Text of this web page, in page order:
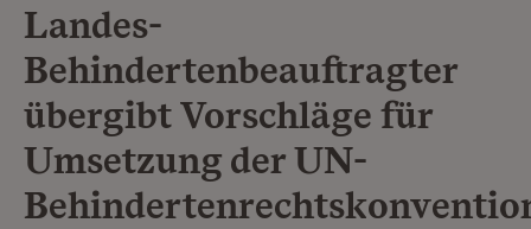
Landes-
Behindertenbeauftragter
übergibt Vorschläge für
Umsetzung der UN-